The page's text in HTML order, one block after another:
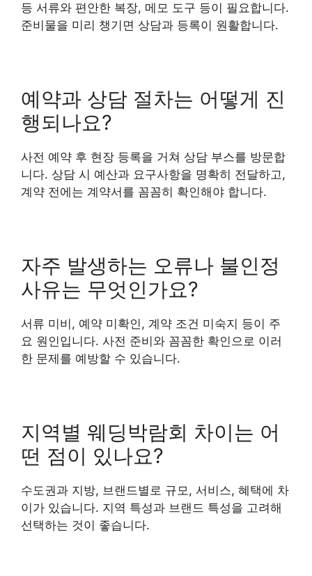
등 서류와 편안한 복장, 메모 도구 등이 필요합니다.
준비물을 미리 챙기면 상담과 등록이 원활합니다.
예약과 상담 절차는 어떻게 진
행되나요?
사전 예약 후 현장 등록을 거쳐 상담 부스를 방문합
니다. 상담 시 예산과 요구사항을 명확히 전달하고,
계약 전에는 계약서를 꼼꼼히 확인해야 합니다.
자주 발생하는 오류나 불인정
사유는 무엇인가요?
서류 미비, 예약 미확인, 계약 조건 미숙지 등이 주
요 원인입니다. 사전 준비와 꼼꼼한 확인으로 이러
한 문제를 예방할 수 있습니다.
지역별 웨딩박람회 차이는 어
떤 점이 있나요?
수도권과 지방, 브랜드별로 규모, 서비스, 혜택에 차
이가 있습니다. 지역 특성과 브랜드 특성을 고려해
선택하는 것이 좋습니다.